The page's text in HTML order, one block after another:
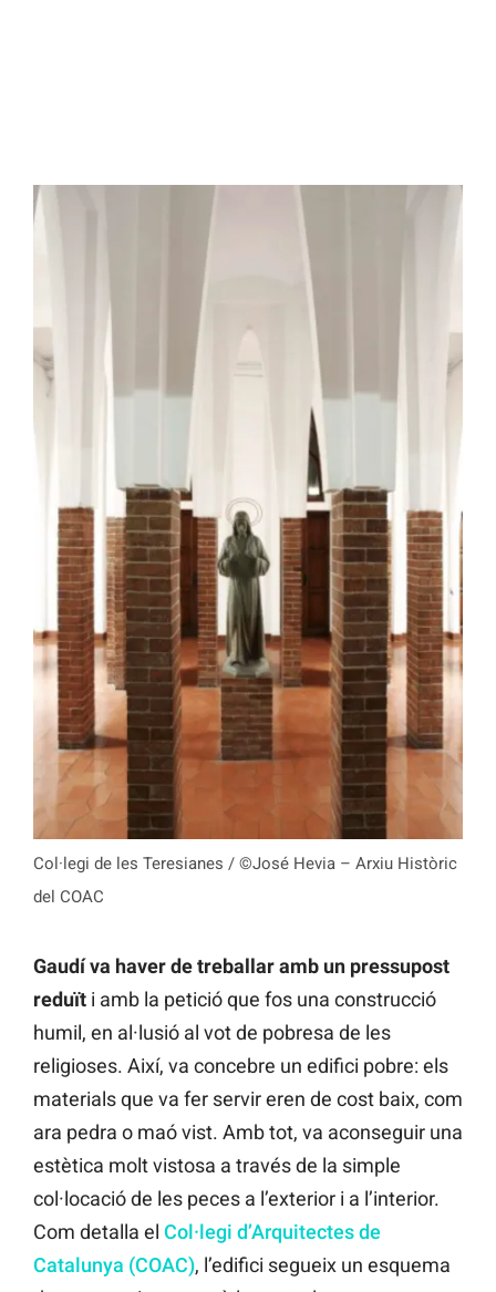
Col·legi de les Teresianes / ©José Hevia – Arxiu Històric
del COAC
Gaudí va haver de treballar amb un pressupost
reduït i amb la petició que fos una construcció
humil, en al·lusió al vot de pobresa de les
religioses. Així, va concebre un edifici pobre: els
materials que va fer servir eren de cost baix, com
ara pedra o maó vist. Amb tot, va aconseguir una
estètica molt vistosa a través de la simple
col·locació de les peces a l’exterior i a l’interior.
Com detalla el Col·legi d’Arquitectes de
Catalunya (COAC), l’edifici segueix un esquema